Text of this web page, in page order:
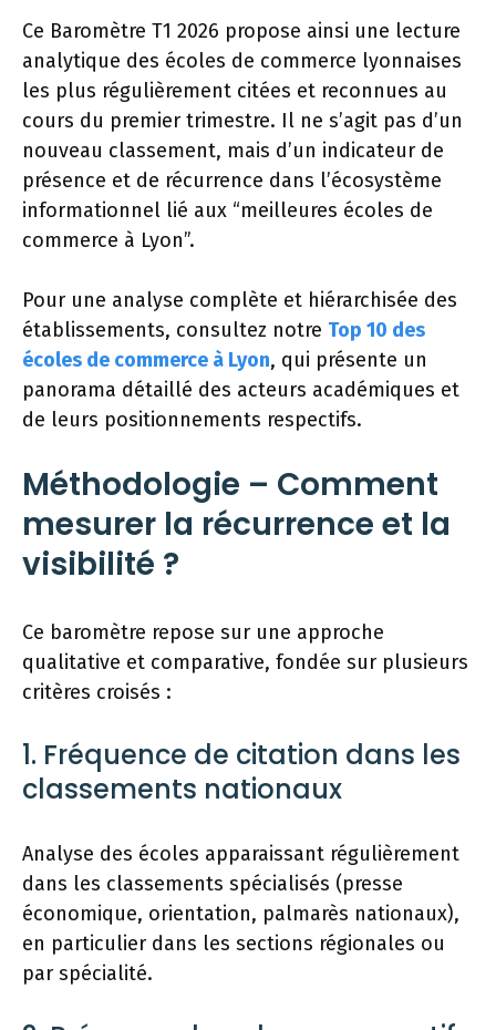
Ce Baromètre T1 2026 propose ainsi une lecture
analytique des écoles de commerce lyonnaises
les plus régulièrement citées et reconnues au
cours du premier trimestre. Il ne s’agit pas d’un
nouveau classement, mais d’un indicateur de
présence et de récurrence dans l’écosystème
informationnel lié aux “meilleures écoles de
commerce à Lyon”.
Pour une analyse complète et hiérarchisée des
établissements, consultez notre Top 10 des
écoles de commerce à Lyon, qui présente un
panorama détaillé des acteurs académiques et
de leurs positionnements respectifs.
Méthodologie – Comment
mesurer la récurrence et la
visibilité ?
Ce baromètre repose sur une approche
qualitative et comparative, fondée sur plusieurs
critères croisés :
1. Fréquence de citation dans les
classements nationaux
Analyse des écoles apparaissant régulièrement
dans les classements spécialisés (presse
économique, orientation, palmarès nationaux),
en particulier dans les sections régionales ou
par spécialité.